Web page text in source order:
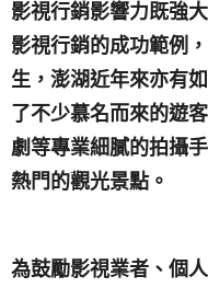
影視行銷影響力既強
影視行銷的成功範例
生，澎湖近年來亦有
了不少慕名而來的遊
劇等專業細膩的拍攝
熱門的觀光景點。
為鼓勵影視業者、個